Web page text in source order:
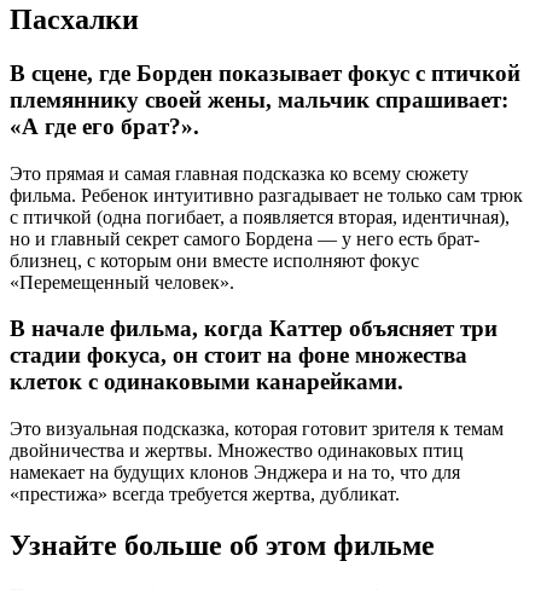
Пасхалки
В сцене, где Борден показывает фокус с птичкой
племяннику своей жены, мальчик спрашивает:
«А где его брат?».
Это прямая и самая главная подсказка ко всему сюжету
фильма. Ребенок интуитивно разгадывает не только сам трюк
с птичкой (одна погибает, а появляется вторая, идентичная),
но и главный секрет самого Бордена — у него есть брат-
близнец, с которым они вместе исполняют фокус
«Перемещенный человек».
В начале фильма, когда Каттер объясняет три
стадии фокуса, он стоит на фоне множества
клеток с одинаковыми канарейками.
Это визуальная подсказка, которая готовит зрителя к темам
двойничества и жертвы. Множество одинаковых птиц
намекает на будущих клонов Энджера и на то, что для
«престижа» всегда требуется жертва, дубликат.
Узнайте больше об этом фильме